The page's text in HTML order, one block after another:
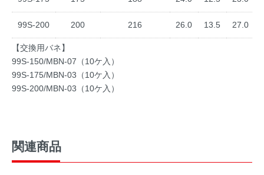
99S-200 200 216 26.0 13.5 27.0
【交換用バネ】
99S-150/MBN-07（10ケ入）
99S-175/MBN-03（10ケ入）
99S-200/MBN-03（10ケ入）
関連商品